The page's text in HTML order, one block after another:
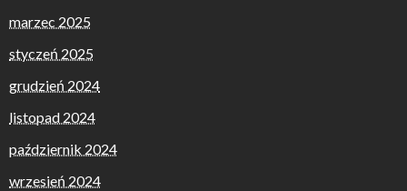
marzec 2025
styczeń 2025
grudzień 2024
listopad 2024
październik 2024
wrzesień 2024